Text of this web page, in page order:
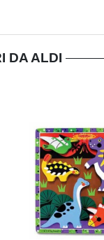
DA ALDI